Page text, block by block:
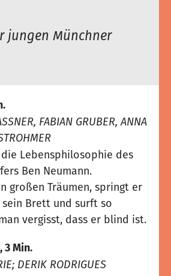
jungen Münchner
FABIAN GRUBER, ANNA
die Lebensphilosophie des
Ben Neumann.
großen Träumen, springt er
Brett und surft so
vergisst, dass er blind ist.
3 Min.
DERIK RODRIGUES